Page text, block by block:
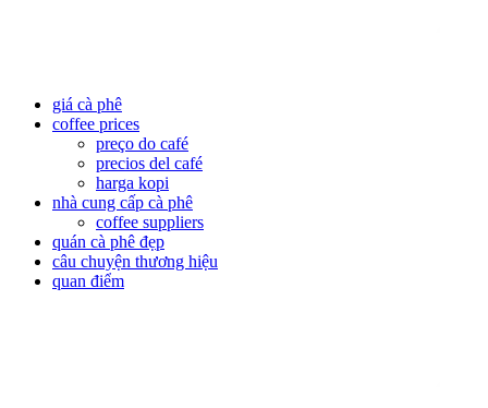
giá cà phê
coffee prices
preço do café
precios del café
harga kopi
nhà cung cấp cà phê
coffee suppliers
quán cà phê đẹp
câu chuyện thương hiệu
quan điểm